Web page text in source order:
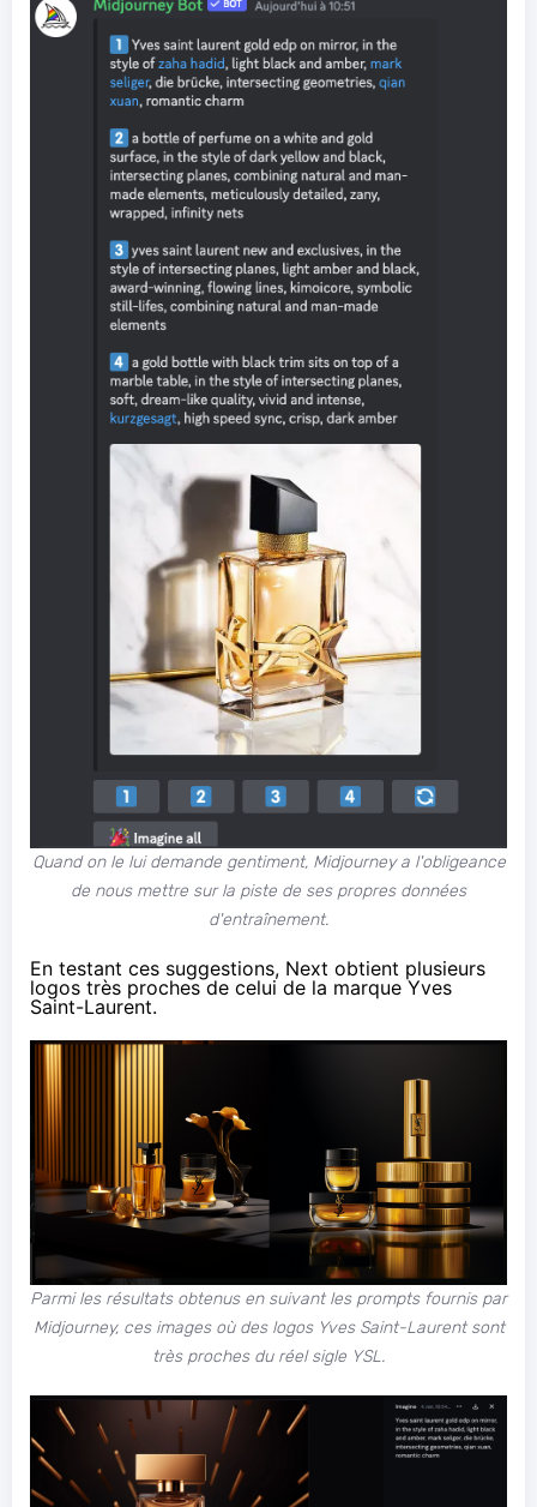
Quand on le lui demande gentiment, Midjourney a l'obligeance
de nous mettre sur la piste de ses propres données
d'entraînement.
En testant ces suggestions, Next obtient plusieurs
logos très proches de celui de la marque Yves
Saint-Laurent.
Parmi les résultats obtenus en suivant les prompts fournis par
Midjourney, ces images où des logos Yves Saint-Laurent sont
très proches du réel sigle YSL.